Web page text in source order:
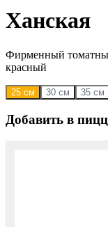
Ханская
Фирменный
красный
25 см 30 см 35 см
Добавить в